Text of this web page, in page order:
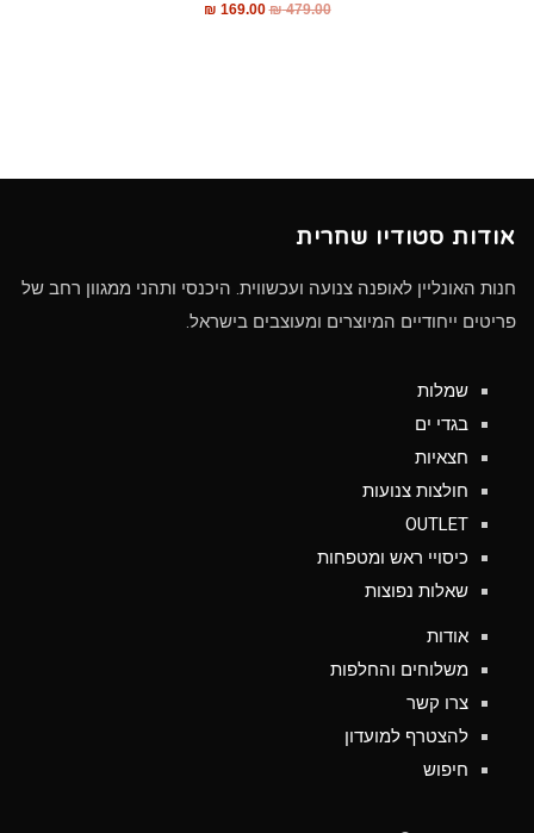
₪479.00
₪ 169.00
אודות סטודיו שחרית
חנות האונליין לאופנה צנועה ועכשווית. היכנסי ותהני ממגוון רחב של
פריטים ייחודיים המיוצרים ומעוצבים בישראל.
שמלות
בגדי ים
חצאיות
חולצות צנועות
OUTLET
כיסויי ראש ומטפחות
שאלות נפוצות
אודות
משלוחים והחלפות
צרו קשר
להצטרף למועדון
חיפוש